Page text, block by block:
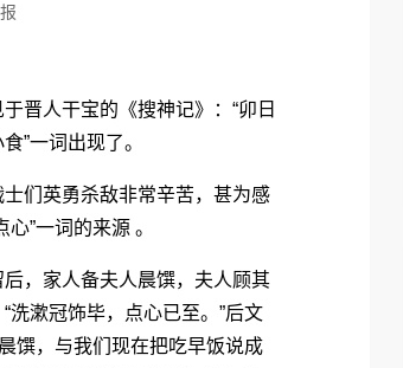
晋人干宝的《搜神记》：“卯日
”一词出现了。
们英勇杀敌非常辛苦，甚为感
”一词的来源 。
，家人备夫人晨馔，夫人顾其
洗漱冠饰毕，点心已至。”后文
馔，与我们现在把吃早饭说成